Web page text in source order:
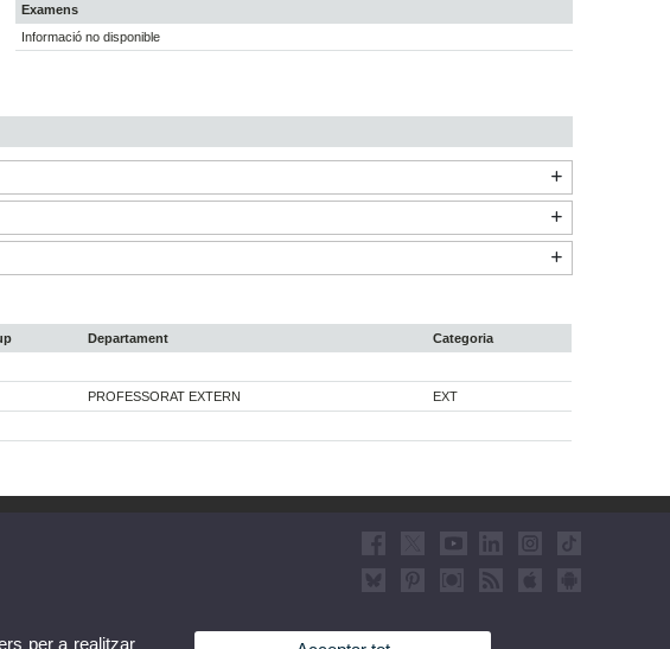
Examens
Informació no disponible
Departament
Categoria
PROFESSORAT EXTERN EXT
per a realitzar